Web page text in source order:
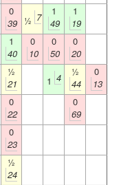
0
39 ½ 7
1
49
1
19
1
40
0
10
0
50
0
20
½
21
1 4
½
44
0
13
0
22
0
69
0
23
½
24